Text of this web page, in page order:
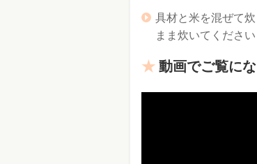
具材と米を混ぜて
まま炊いてください
動画でご覧に